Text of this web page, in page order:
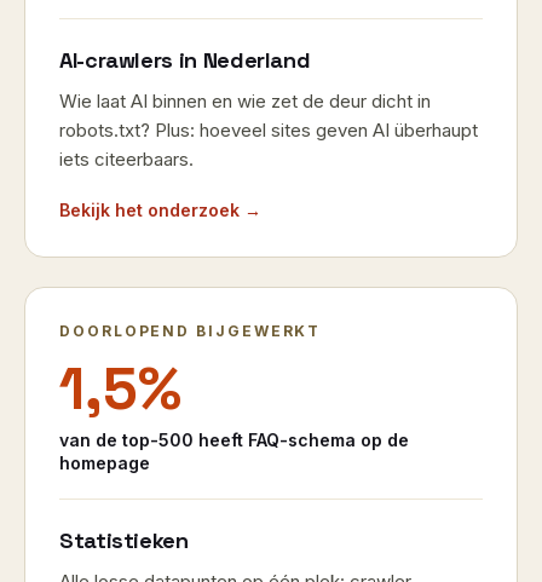
AI-crawlers in Nederland
Wie laat AI binnen en wie zet de deur dicht in
robots.txt? Plus: hoeveel sites geven AI überhaupt
iets citeerbaars.
Bekijk het onderzoek →
DOORLOPEND BIJGEWERKT
1,5%
van de top-500 heeft FAQ-schema op de
homepage
Statistieken